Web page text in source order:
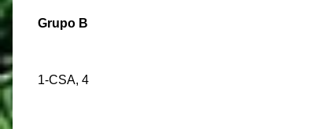
Grupo B
1-CSA, 4